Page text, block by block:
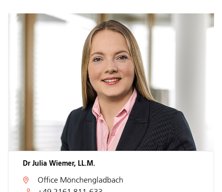
Dr Julia Wiemer, LL.M.
Office Mönchengladbach